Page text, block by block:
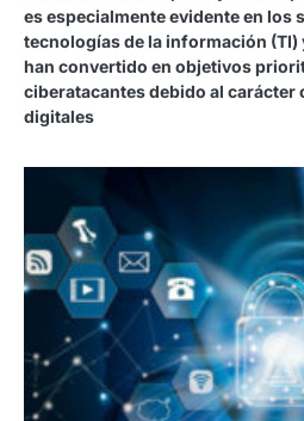
es especialmente evidente en los
tecnologías de la información (TI)
han convertido en objetivos
ciberatacantes debido al carácter
digitales